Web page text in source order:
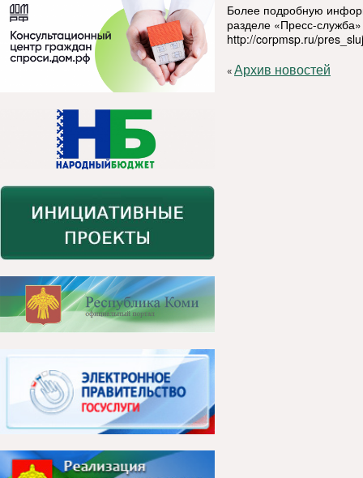
Более подробную
разделе «Пресс-
http://corpmsp.ru/
«Архив новостей